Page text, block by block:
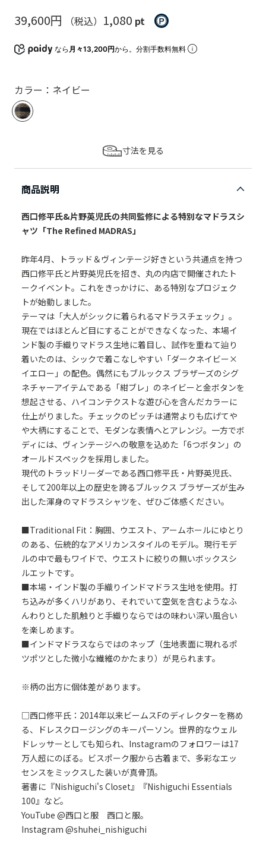
39,600円
（税込） 1,080 pt
なら 月々13,200円から。分割手数料無料
カラー：ネイビー
寸法を見る
商品説明
西口修平氏&片野英児氏の共同監修による特別なマドラスシ
ャツ「The Refined MADRAS」
昨年4月、トラッド＆ヴィンテージ好きという共通点を持つ
西口修平氏と片野英児氏を招き、丸の内店で開催されたト
ークイベント。これをきっかけに、ある特別なプロジェク
トが始動しました。
テーマは「大人がシックに着られるマドラスチェック」。
現在ではほとんど目にすることができなくなった、本場イ
ンド製の手織りマドラス生地に着目し、試作を重ねて辿り
着いたのは、シックで着こなしやすい「ダークネイビー×
イエロー」の配色。偶然にもブルックス ブラザーズのシグ
ネチャーアイテムである「紺ブレ」のネイビーと金ボタンを
想起させる、ハイコンテクストな遊び心を含んだカラーに
仕上がりました。チェックのピッチは通常よりも広げてや
や大柄にすることで、モダンな表情へとアレンジ。一方でボ
ディには、ヴィンテージへの敬意を込めた「6つボタン」の
オールドスペックを採用しました。
現代のトラッドリーダーである西口修平氏・片野英児氏、
そして200年以上の歴史を誇るブルックス ブラザーズが生み
出した渾身のマドラスシャツを、ぜひご体感ください。
■Traditional Fit：胸囲、ウエスト、アームホールにゆとり
のある、伝統的なアメリカンスタイルのモデル。現行モデ
ルの中で最もワイドで、ウエストに絞りの無いボックスシ
ルエットです。
■本場・インド製の手織りインドマドラス生地を使用。打
ち込みが多くハリがあり、それでいて空気を含むようなふ
んわりとした肌触りと手織りならではの味わい深い風合い
を楽しめます。
■インドマドラスならではのネップ（生地表面に現れるポ
ツポツとした微小な繊維のかたまり）が見られます。
※柄の出方に個体差があります。
□西口修平氏：2014年以来ビームスFのディレクターを務め
る、ドレスクロージングのキーパーソン。世界的なウェル
ドレッサーとしても知られ、Instagramのフォロワーは17
万人超にのぼる。ビスポーク服から古着まで、多彩なエッ
センスをミックスした装いが真骨頂。
著書に『Nishiguchi's Closet』『Nishiguchi Essentials
100』など。
YouTube @西口と服 西口と服。
Instagram @shuhei_nishiguchi